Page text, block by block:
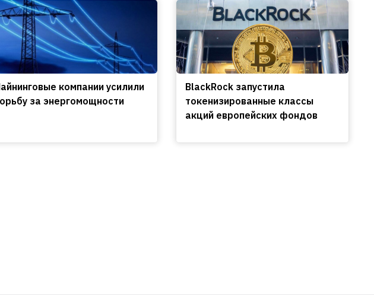
компании усилили
за энергомощности
BlackRock запустила
токенизированные классы
акций европейских фондов